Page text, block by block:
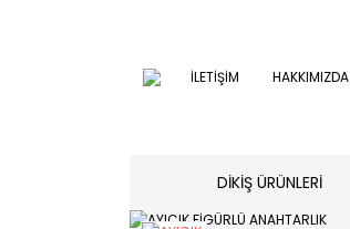
İLETİŞİM HAKKIMIZDA
DİKİŞ ÜRÜNLERİ